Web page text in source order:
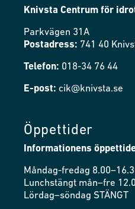
Knivsta Centrum för
Parkvägen 31A
Postadress: 741 40
Telefon: 018-34 76 44
E-post: cik@knivsta.se
Öppettider
Informationens
Måndag-fredag
Lunchstängt mån–fre
Lördag–söndag STÄNGT